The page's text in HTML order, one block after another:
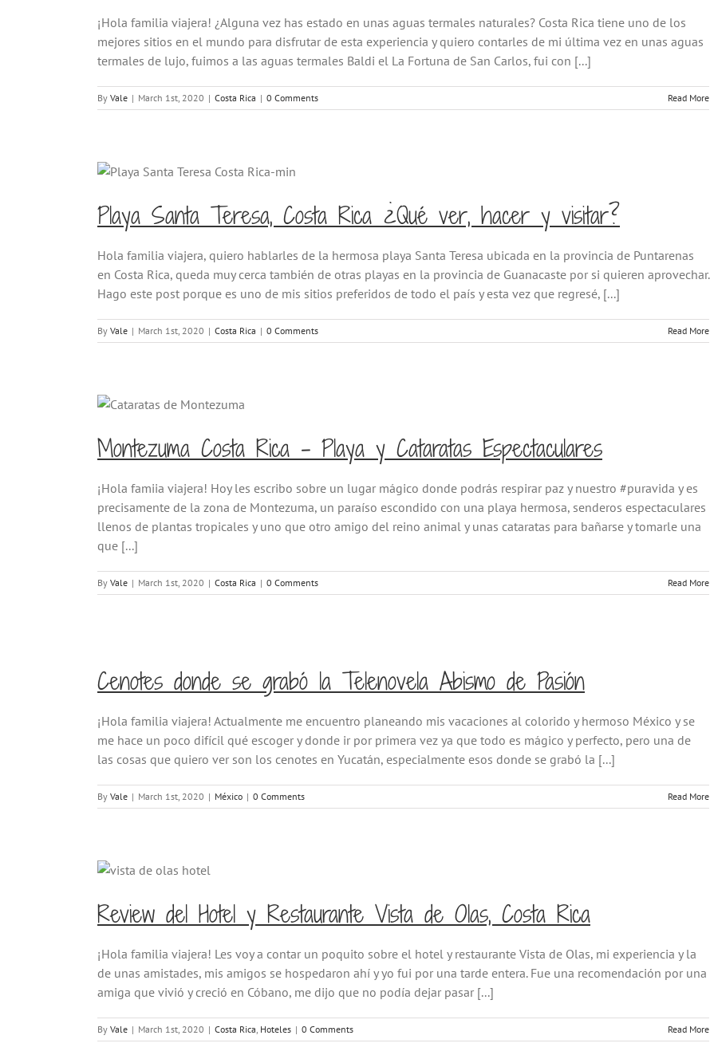
¡Hola familia viajera! ¿Alguna vez has estado en unas aguas termales naturales? Costa Rica tiene uno de los
mejores sitios en el mundo para disfrutar de esta experiencia y quiero contarles de mi última vez en unas aguas
termales de lujo, fuimos a las aguas termales Baldi el La Fortuna de San Carlos, fui con [...]
By Vale | March 1st, 2020 | Costa Rica | 0 Comments Read More
Playa Santa Teresa, Costa Rica ¿Qué ver, hacer y visitar?
Hola familia viajera, quiero hablarles de la hermosa playa Santa Teresa ubicada en la provincia de Puntarenas
en Costa Rica, queda muy cerca también de otras playas en la provincia de Guanacaste por si quieren aprovechar.
Hago este post porque es uno de mis sitios preferidos de todo el país y esta vez que regresé, [...]
By Vale | March 1st, 2020 | Costa Rica | 0 Comments Read More
Montezuma Costa Rica – Playa y Cataratas Espectaculares
¡Hola famiia viajera! Hoy les escribo sobre un lugar mágico donde podrás respirar paz y nuestro #puravida y es
precisamente de la zona de Montezuma, un paraíso escondido con una playa hermosa, senderos espectaculares
llenos de plantas tropicales y uno que otro amigo del reino animal y unas cataratas para bañarse y tomarle una
que [...]
By Vale | March 1st, 2020 | Costa Rica | 0 Comments Read More
Cenotes donde se grabó la Telenovela Abismo de Pasión
¡Hola familia viajera! Actualmente me encuentro planeando mis vacaciones al colorido y hermoso México y se
me hace un poco difícil qué escoger y donde ir por primera vez ya que todo es mágico y perfecto, pero una de
las cosas que quiero ver son los cenotes en Yucatán, especialmente esos donde se grabó la [...]
By Vale | March 1st, 2020 | México | 0 Comments Read More
Review del Hotel y Restaurante Vista de Olas, Costa Rica
¡Hola familia viajera! Les voy a contar un poquito sobre el hotel y restaurante Vista de Olas, mi experiencia y la
de unas amistades, mis amigos se hospedaron ahí y yo fui por una tarde entera. Fue una recomendación por una
amiga que vivió y creció en Cóbano, me dijo que no podía dejar pasar [...]
By Vale | March 1st, 2020 | Costa Rica Hoteles | 0 Comments Read More